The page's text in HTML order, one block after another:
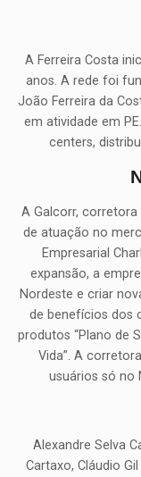
A Ferreira Costa
anos. A rede foi
João Ferreira da
em atividade em
centers,
A Galcorr,
de atuação no
Empresarial
expansão, a
Nordeste e criar
de benefícios dos
produtos “Plano de
Vida”. A
usuários só no
Alexandre Selva
Cartaxo, Cláudio